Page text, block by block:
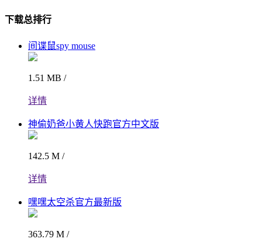
下载总排行
间谍鼠spy mouse
1.51 MB /
详情
神偷奶爸小黄人快跑官方中文版
142.5 M /
详情
嘿嘿太空杀官方最新版
363.79 M /